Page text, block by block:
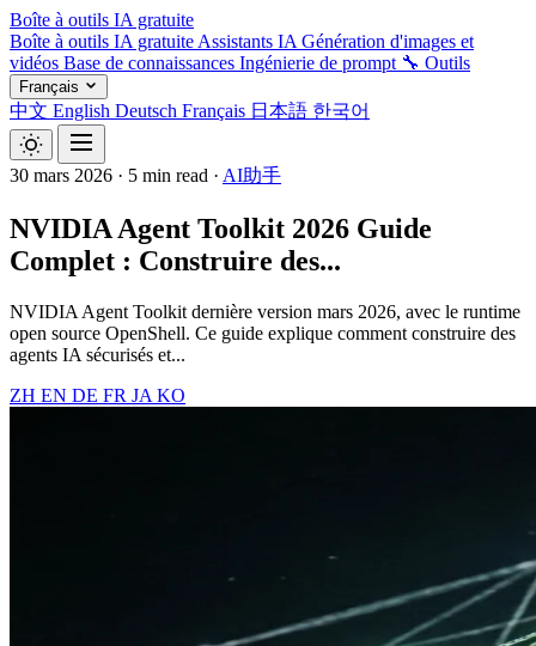
Boîte à outils IA gratuite
Boîte à outils IA gratuite Assistants IA Génération d'images et
vidéos Base de connaissances Ingénierie de prompt 🔧 Outils
Français
中文 English Deutsch Français 日本語 한국어
30 mars 2026 · 5 min read · AI助手
NVIDIA Agent Toolkit 2026 Guide
Complet : Construire des...
NVIDIA Agent Toolkit dernière version mars 2026, avec le runtime
open source OpenShell. Ce guide explique comment construire des
agents IA sécurisés et...
ZH EN DE FR JA KO